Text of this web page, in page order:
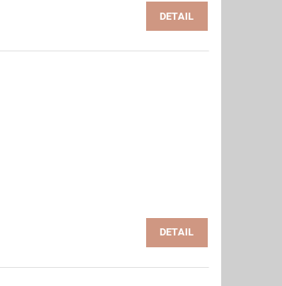
DETAIL
DETAIL